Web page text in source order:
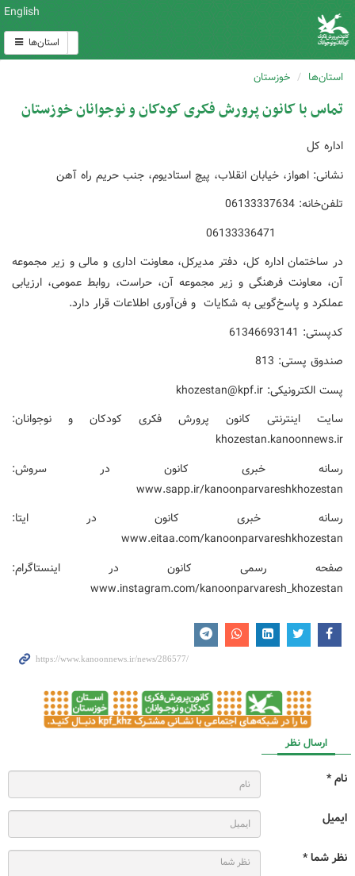
English
استان‌ها
استان‌ها خوزستان
تماس با کانون پرورش فکری کودکان و نوجوانان خوزستان
اداره کل
نشانی: اهواز، خیابان انقلاب، پیچ استادیوم، جنب حریم راه آهن
تلفن‌خانه: 06133337634
در ساختمان اداره کل، دفتر مدیرکل، معاونت اداری و مالی و زیر مجموعه
آن، معاونت فرهنگی و زیر مجموعه آن، ﺣﺮاﺳت، روابط عمومی، ارزﯾﺎﺑﯽ
ﻋﻤﻠﮑﺮد و ﭘﺎﺳخ‌گوﯾﯽ ﺑﻪ ﺷﮑاﯾﺎت و ﻓن‌آوری اﻃﻼعات قرار دارد.
کدپستی: 61346693141
صندوق پستی: 813
پست الکترونیکی: khozestan@kpf.ir
سایت اینترنتی کانون پرورش فکری کودکان و نوجوانان:
khozestan.kanoonnews.ir
رسانه خبری کانون در سروش:
www.sapp.ir/kanoonparvareshkhozestan
رسانه خبری کانون در ایتا:
www.eitaa.com/kanoonparvareshkhozestan
صفحه رسمی کانون در اینستاگرام:
www.instagram.com/kanoonparvaresh_khozestan
ارسال نظر
نام *
ایمیل
نظر شما *